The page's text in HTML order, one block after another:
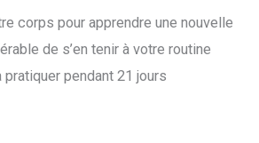
corps pour apprendre une nouvelle
de s’en tenir à votre routine
pendant 21 jours